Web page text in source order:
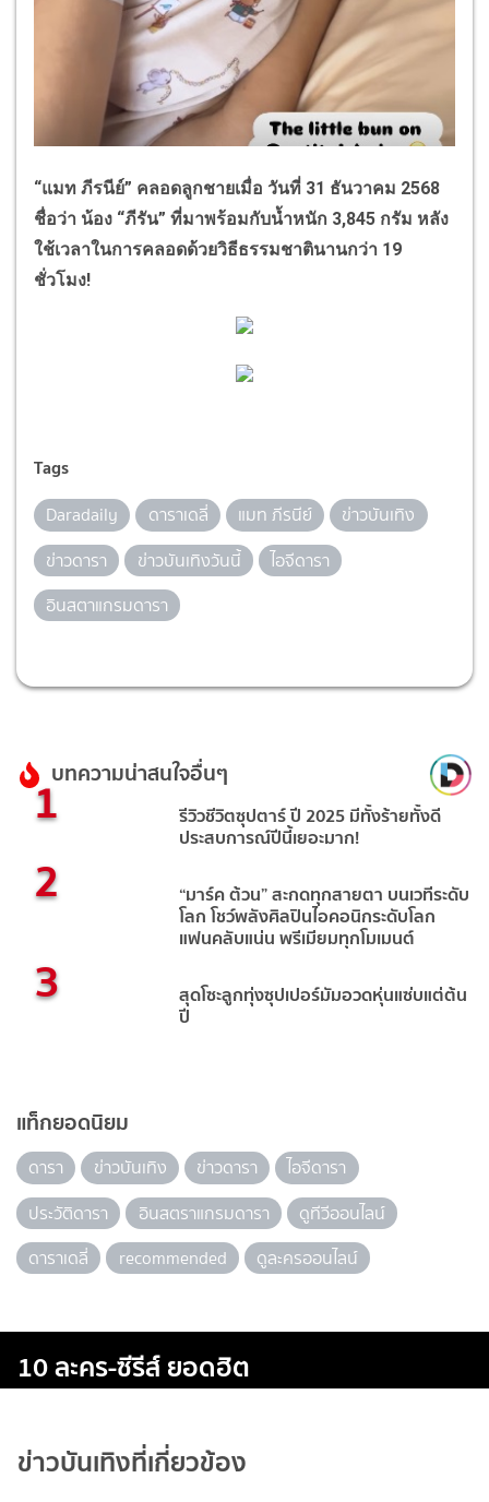
“แมท ภีรนีย์” คลอดลูกชายเมื่อ วันที่ 31 ธันวาคม 2568
ชื่อว่า น้อง “ภีรัน” ที่มาพร้อมกับน้ำหนัก 3,845 กรัม หลัง
ใช้เวลาในการคลอดด้วยวิธีธรรมชาตินานกว่า 19
ชั่วโมง!
Tags
Daradaily ดาราเดลี่ แมท ภีรนีย์
ข่าวบันเทิง
ข่าวดารา
ข่าวบันเทิงวันนี้
ไอจีดารา
อินสตาแกรมดารา
บทความน่าสนใจอื่นๆ
1 รีวิวชีวิตซุปตาร์ ปี 2025 มีทั้งร้ายทั้งดี
ประสบการณ์ปีนี้เยอะมาก!
2 “มาร์ค ต้วน” สะกดทุกสายตา บนเวทีระดับ
โลก โชว์พลังศิลปินไอคอนิกระดับโลก
แฟนคลับแน่น พรีเมียมทุกโมเมนต์
3 สุดโซะลูกทุ่งซุปเปอร์มัมอวดหุ่นแซ่บแต่ต้น
ปี
แท็กยอดนิยม
ดารา ข่าวบันเทิง ข่าวดารา
ไอจีดารา
ประวัติดารา
อินสตราแกรมดารา
ดูทีวีออนไลน์
ดาราเดลี่
recommended ดูละครออนไลน์
10 ละคร-ซีรีส์ ยอดฮิต
ข่าวบันเทิงที่เกี่ยวข้อง